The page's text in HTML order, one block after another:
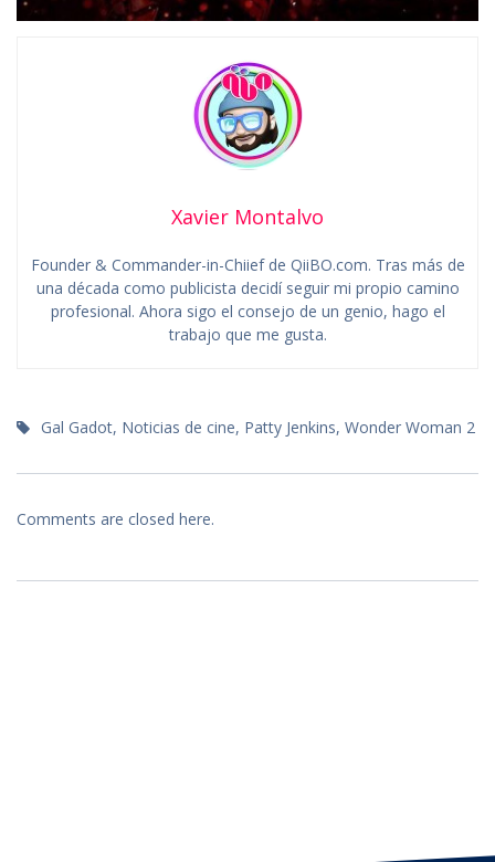
Xavier Montalvo
Founder & Commander-in-Chiief de QiiBO.com. Tras más de
una década como publicista decidí seguir mi propio camino
profesional. Ahora sigo el consejo de un genio, hago el
trabajo que me gusta.
Gal Gadot, Noticias de cine, Patty Jenkins, Wonder Woman 2
Comments are closed here.